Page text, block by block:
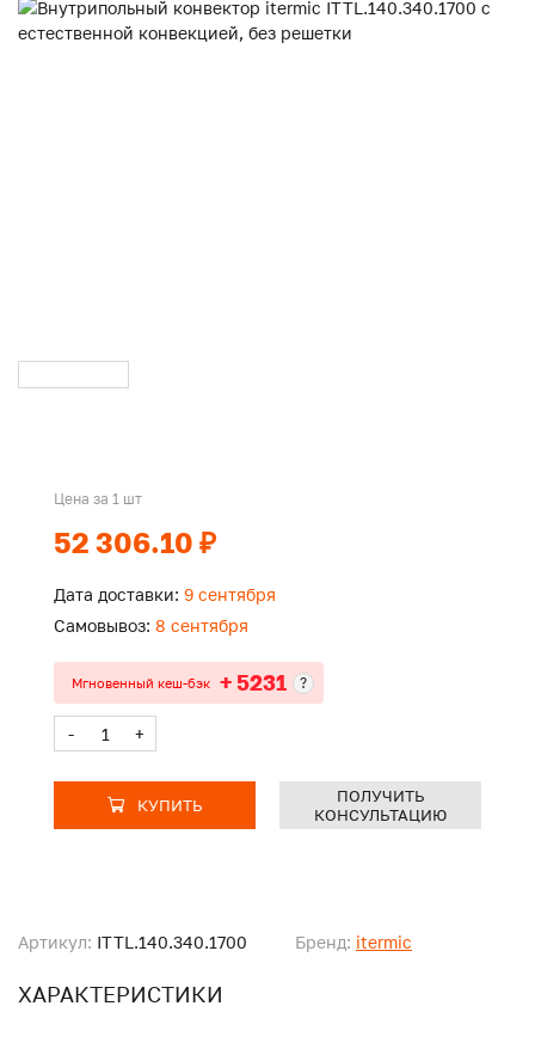
Артикул: ITTL.140.340.1700 Бренд: itermic
ХАРАКТЕРИСТИКИ
Цена за 1 шт
52 306.10 ₽
Дата доставки: 9 сентября
Самовывоз: 8 сентября
Мгновенный кеш-бэк + 5231 ?
- +
КУПИТЬ
ПОЛУЧИТЬ
КОНСУЛЬТАЦИЮ